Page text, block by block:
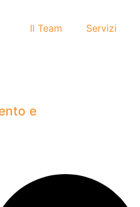
Il Team Servizi
e